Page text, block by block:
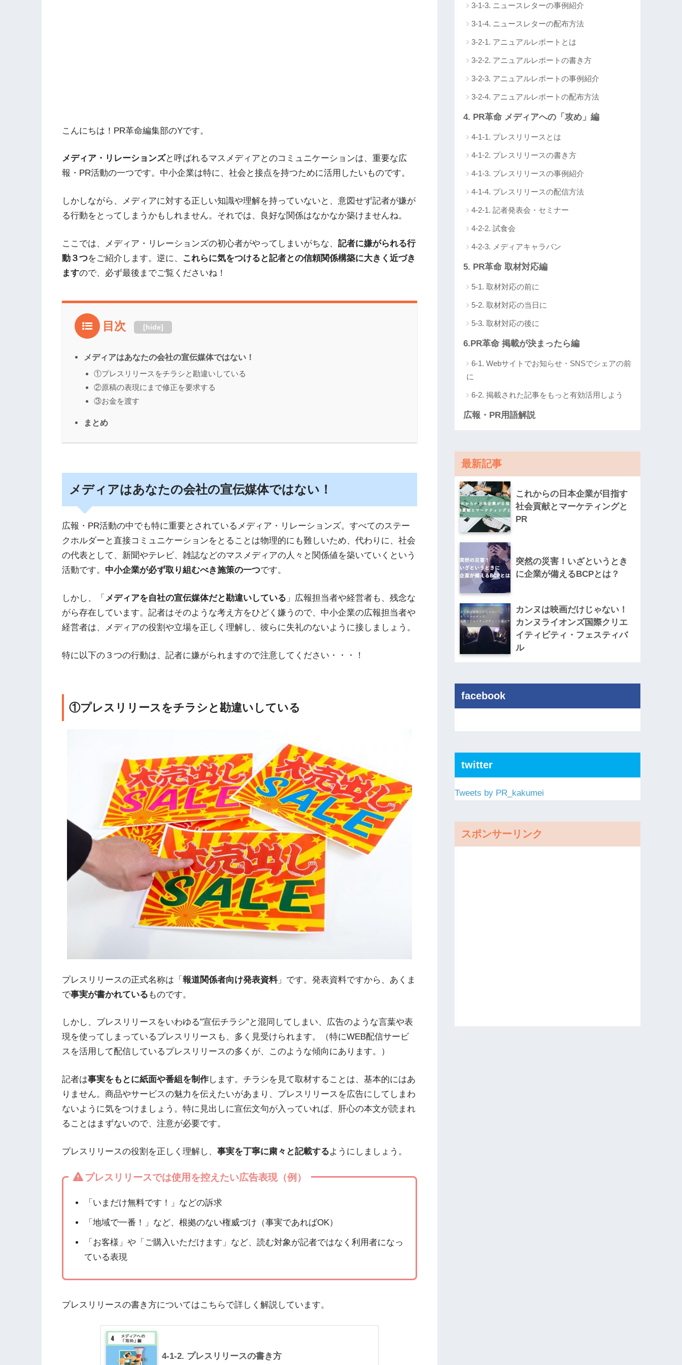
こんにちは！PR革命編集部のYです。
メディア・リレーションズと呼ばれるマスメディアとのコミュニケーションは、重要な広
報・PR活動の一つです。中小企業は特に、社会と接点を持つために活用したいものです。
しかしながら、メディアに対する正しい知識や理解を持っていないと、意図せず記者が嫌が
る行動をとってしまうかもしれません。それでは、良好な関係はなかなか築けませんね。
ここでは、メディア・リレーションズの初心者がやってしまいがちな、 記者に嫌がられる行
動３つをご紹介します。逆に、
これらに気をつけると記者との信頼関係構築に大きく近づき
ますので、必ず最後までご覧くださいね！
目次 [hide]
メディアはあなたの会社の宣伝媒体ではない！
①プレスリリースをチラシと勘違いしている
②原稿の表現にまで修正を要求する
③お金を渡す
まとめ
メディアはあなたの会社の宣伝媒体ではない！
広報・PR活動の中でも特に重要とされているメディア・リレーションズ。すべてのステー
クホルダーと直接コミュニケーションをとることは物理的にも難しいため、代わりに、社会
の代表として、新聞やテレビ、雑誌などのマスメディアの人々と関係値を築いていくという
活動です。 中小企業が必ず取り組むべき施策の一つです。
しかし、「 メディアを自社の宣伝媒体だと勘違いしている 」広報担当者や経営者も、残念な
がら存在しています。記者はそのような考え方をひどく嫌うので、中小企業の広報担当者や
経営者は、メディアの役割や立場を正しく理解し、彼らに失礼のないように接しましょう。
特に以下の３つの行動は、記者に嫌がられますので注意してください・・・！
①プレスリリースをチラシと勘違いしている
プレスリリースの正式名称は「 報道関係者向け発表資料」です。発表資料ですから、あくま
で事実が書かれている ものです。
しかし、プレスリリースをいわゆる”宣伝チラシ”と混同してしまい、広告のような言葉や表
現を使ってしまっているプレスリリースも、多く見受けられます。（特にWEB配信サービ
スを活用して配信しているプレスリリースの多くが、このような傾向にあります。）
記者は事実をもとに紙面や番組を制作します。チラシを見て取材することは、基本的にはあ
りません。商品やサービスの魅力を伝えたいがあまり、プレスリリースを広告にしてしまわ
ないように気をつけましょう。特に見出しに宣伝文句が入っていれば、肝心の本文が読まれ
ることはまずないので、注意が必要です。
プレスリリースの役割を正しく理解し、 事実を丁寧に粛々と記載するようにしましょう。
プレスリリースでは使用を控えたい広告表現（例）
「いまだけ無料です！」などの訴求
「地域で一番！」など、根拠のない権威づけ（事実であればOK）
「お客様」や「ご購入いただけます」など、読む対象が記者ではなく利用者になっ
ている表現
プレスリリースの書き方についてはこちらで詳しく解説しています。
4-1-2. プレスリリースの書き方
3-1-3. ニュースレターの事例紹介
3-1-4. ニュースレターの配布方法
3-2-1. アニュアルレポートとは
3-2-2. アニュアルレポートの書き方
3-2-3. アニュアルレポートの事例紹介
3-2-4. アニュアルレポートの配布方法
4. PR革命 メディアへの「攻め」編
4-1-1. プレスリリースとは
4-1-2. プレスリリースの書き方
4-1-3. プレスリリースの事例紹介
4-1-4. プレスリリースの配信方法
4-2-1. 記者発表会・セミナー
4-2-2. 試食会
4-2-3. メディアキャラバン
5. PR革命 取材対応編
5-1. 取材対応の前に
5-2. 取材対応の当日に
5-3. 取材対応の後に
6.PR革命 掲載が決まったら編
6-1. Webサイトでお知らせ・SNSでシェアの前
に
6-2. 掲載された記事をもっと有効活用しよう
広報・PR用語解説
最新記事
これからの日本企業が目指す
社会貢献とマーケティングと
PR
突然の災害！いざというとき
に企業が備えるBCPとは？
カンヌは映画だけじゃない！
カンヌライオンズ国際クリエ
イティビティ・フェスティバ
ル
facebook
twitter
Tweets by PR_kakumei
スポンサーリンク